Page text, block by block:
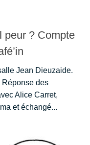
peur ? Compte
Jean Dieuzaide.
des
Alice Carret,
et échangé...